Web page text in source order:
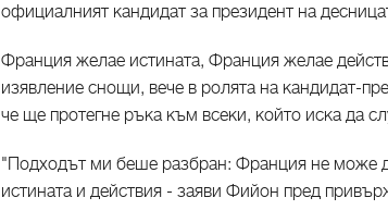
официалният кандидат за президент на
Франция желае истината, Франция желае
изявление снощи, вече в ролята на кандидат-
че ще протегне ръка към всеки, който иска да
"Подходът ми беше разбран: Франция не може
истината и действия - заяви Фийон пред